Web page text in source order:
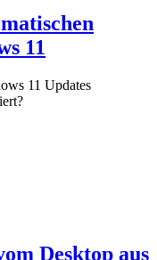
11
11 Updates
Desktop aus